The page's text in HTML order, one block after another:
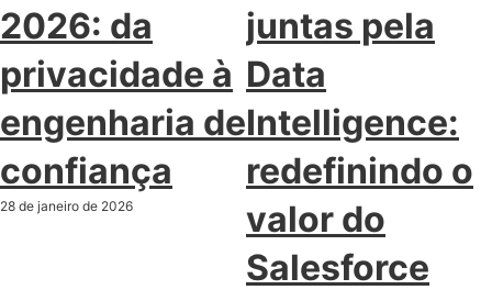
2026: da
privacidade à
engenharia de
confiança
28 de janeiro de 2026
juntas pela
Data
Intelligence:
redefinindo o
valor do
Salesforce